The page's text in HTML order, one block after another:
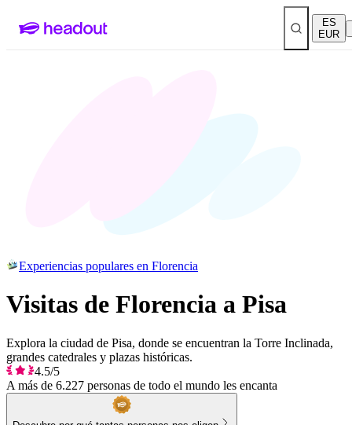
ES
EUR
Experiencias populares en Florencia
Visitas de Florencia a Pisa
Explora la ciudad de Pisa, donde se encuentran la Torre Inclinada,
grandes catedrales y plazas históricas.
4.5/5
A más de 6.227 personas de todo el mundo les encanta